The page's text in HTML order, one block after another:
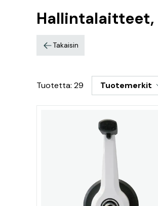
Hallintalaitteet,
Takaisin
Tuotetta: 29 Tuotemerkit